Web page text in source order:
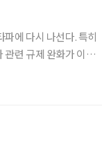
에 다시 나선다. 특히
련 규제 완화가 이뤄질